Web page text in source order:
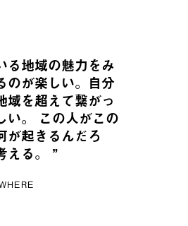
る地域の魅力をみ
のが楽しい。自分
域を超えて繋がっ
い。 この人がこの
が起きるんだろ
る。